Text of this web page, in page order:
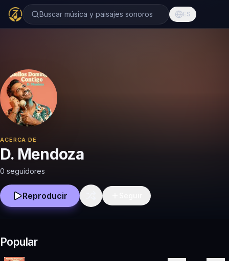
Buscar música y paisajes sonoros ES
ACERCA DE
D. Mendoza
0 seguidores
Reproducir
Popular